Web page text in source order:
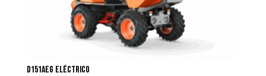
D151AEG Eléctrico